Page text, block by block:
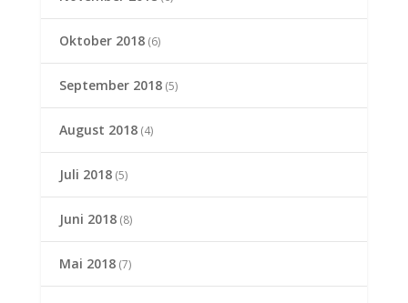
Oktober 2018(6)
September 2018(5)
August 2018(4)
Juli 2018(5)
Juni 2018(8)
Mai 2018(7)